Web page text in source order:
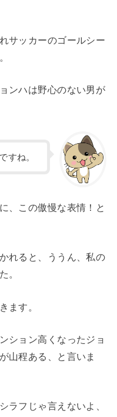
サッカーのゴールシー
ンハは野心のない男が
すね。
、この傲慢な表情！と
れると、ううん、私の
。
ます。
ション高くなったジョ
山程ある、と言いま
ラフじゃ言えないよ、